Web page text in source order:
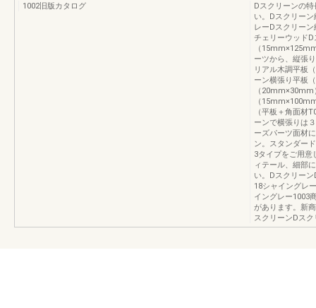
1002旧版カタログ
Dスクリーンの
い。Dスクリー
レーDスクリー
チェリーウッド
（
ーツから、縦張
リアル木調平板
ーン横張り平板
（
（
（平板＋角面材
ーンで横張りは
ーズパーツ面材
ン。スタンダー
3タイプをご用意
ィテール、細部
い。Dスクリー
18シャイングレ
イングレー1003
があります。新
スクリーンDス